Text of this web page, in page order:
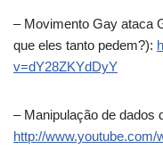
– Movimento Gay ataca
que eles tanto pedem?):
v=dY28ZKYdDyY
– Manipulação de dados
http://www.youtube.com/